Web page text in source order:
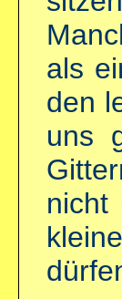
als
den
uns
nicht